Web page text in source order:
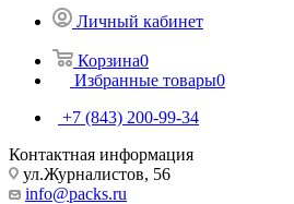
Личный кабинет
Корзина0
Избранные товары0
+7 (843) 200-99-34
Контактная информация
ул.Журналистов, 56
info@packs.ru